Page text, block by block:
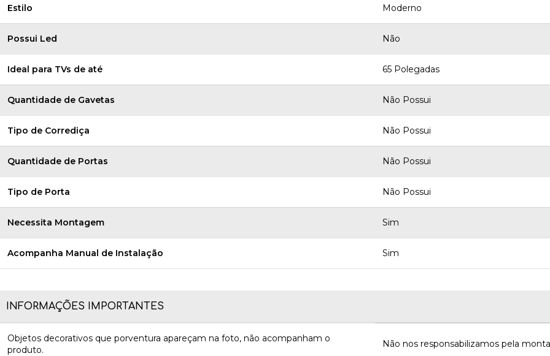
Estilo Moderno
Possui Led Não
Ideal para TVs de até 65 Polegadas
Quantidade de Gavetas Não Possui
Tipo de Corrediça Não Possui
Quantidade de Portas Não Possui
Tipo de Porta Não Possui
Necessita Montagem Sim
Acompanha Manual de Instalação Sim
INFORMAÇÕES IMPORTANTES
Objetos decorativos que porventura apareçam na foto, não acompanham o
produto.
Não nos responsabilizamos pela